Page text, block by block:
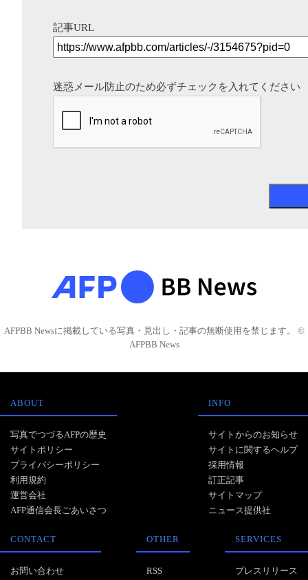
記事URL
迷惑メール防止のため必ずチェックを入れてください
AFPBB Newsに掲載している写真・見出し・記事の無断使用を禁じます。 ©
AFPBB News
ABOUT
写真でつづるAFPの歴史
サイトポリシー
プライバシーポリシー
利用規約
運営会社
AFP通信会長ごあいさつ
INFO
サイトからのお知らせ
サイトに関するヘルプ
採用情報
訂正記事
サイトマップ
ニュース提供社
CONTACT
お問い合わせ
OTHER
RSS
SERVICES
プレスリリース